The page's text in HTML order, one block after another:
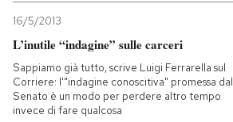
16/5/2013
L’inutile “indagine” sulle carceri
Sappiamo già tutto, scrive Luigi Ferrarella sul
Corriere: l'"indagine conoscitiva" promessa dal
Senato è un modo per perdere altro tempo
invece di fare qualcosa